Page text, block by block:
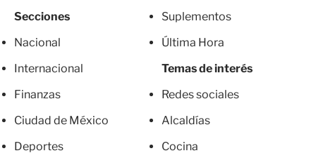
Secciones
Nacional
Internacional
Finanzas
Ciudad de México
Deportes
Suplementos
Última Hora
Temas de interés
Redes sociales
Alcaldías
Cocina